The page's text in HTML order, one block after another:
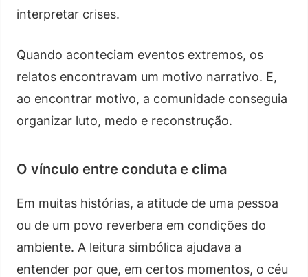
interpretar crises.
Quando aconteciam eventos extremos, os
relatos encontravam um motivo narrativo. E,
ao encontrar motivo, a comunidade conseguia
organizar luto, medo e reconstrução.
O vínculo entre conduta e clima
Em muitas histórias, a atitude de uma pessoa
ou de um povo reverbera em condições do
ambiente. A leitura simbólica ajudava a
entender por que, em certos momentos, o céu